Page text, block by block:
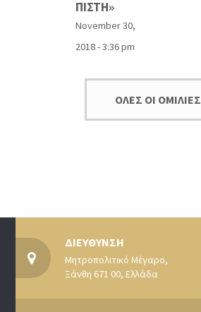
ΠΙΣΤΗ»
November 30,
2018 - 3:36 pm
ΟΛΕΣ ΟΙ ΟΜΙΛΙΕΣ
ΔΙΕΥΘΥΝΣΗ
Μητροπολιτικό Μέγαρο,
Ξάνθη 671 00, Ελλάδα